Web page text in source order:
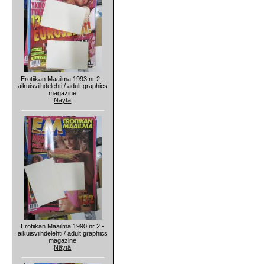
Erotiikan Maailma 1993 nr 2 -
aikuisviihdelehti / adult graphics
magazine
Näytä
Erotiikan Maailma 1990 nr 2 -
aikuisviihdelehti / adult graphics
magazine
Näytä